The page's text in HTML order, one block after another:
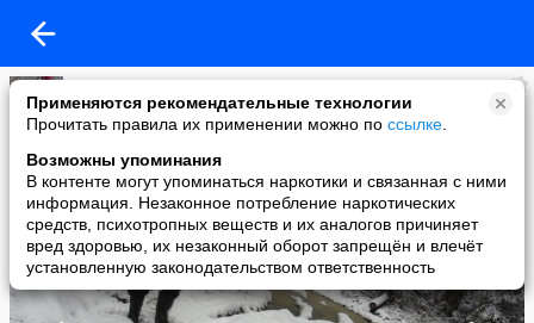
Применяются рекомендательные технологии
Прочитать правила их применении можно по ссылке
Возможны упоминания
В контенте могут упоминаться наркотики и связанная с ними
информация. Незаконное потребление наркотических
средств, психотропных веществ и их аналогов причиняет
вред здоровью, их незаконный оборот запрещён и влечёт
установленную законодательством ответственность
Вера Васильева
added a photo
18 Nov в 22:42